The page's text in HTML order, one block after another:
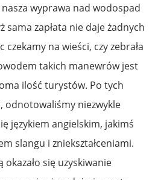
wyprawa nad wodospad
sama zapłata nie daje żadnych
na wieści, czy zebrała
takich manewrów jest
ilość turystów. Po tych
odnotowaliśmy niezwykle
językiem angielskim, jakimś
slangu i zniekształceniami.
się uzyskiwanie